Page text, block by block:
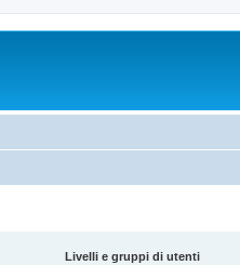
Livelli e gruppi di utenti